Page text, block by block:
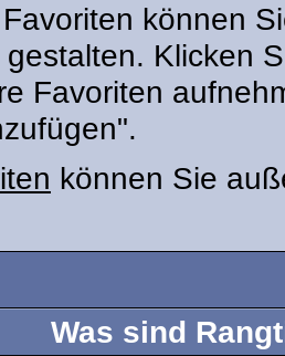
können
Klicken
Favoriten
können Sie
Was sind